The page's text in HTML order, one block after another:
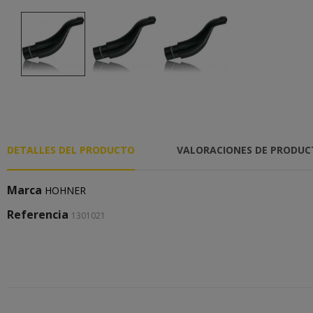
DETALLES DEL PRODUCTO VALORACIONES DE
Marca HOHNER
Referencia 1301021